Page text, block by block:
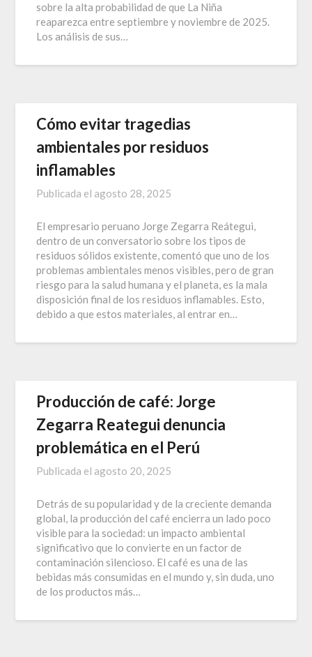
sobre la alta probabilidad de que La Niña
reaparezca entre septiembre y noviembre de 2025.
Los análisis de sus…
Cómo evitar tragedias
ambientales por residuos
inflamables
Publicada el agosto 28, 2025
El empresario peruano Jorge Zegarra Reátegui,
dentro de un conversatorio sobre los tipos de
residuos sólidos existente, comentó que uno de los
problemas ambientales menos visibles, pero de gran
riesgo para la salud humana y el planeta, es la mala
disposición final de los residuos inflamables. Esto,
debido a que estos materiales, al entrar en…
Producción de café: Jorge
Zegarra Reategui denuncia
problemática en el Perú
Publicada el agosto 20, 2025
Detrás de su popularidad y de la creciente demanda
global, la producción del café encierra un lado poco
visible para la sociedad: un impacto ambiental
significativo que lo convierte en un factor de
contaminación silencioso. El café es una de las
bebidas más consumidas en el mundo y, sin duda, uno
de los productos más…